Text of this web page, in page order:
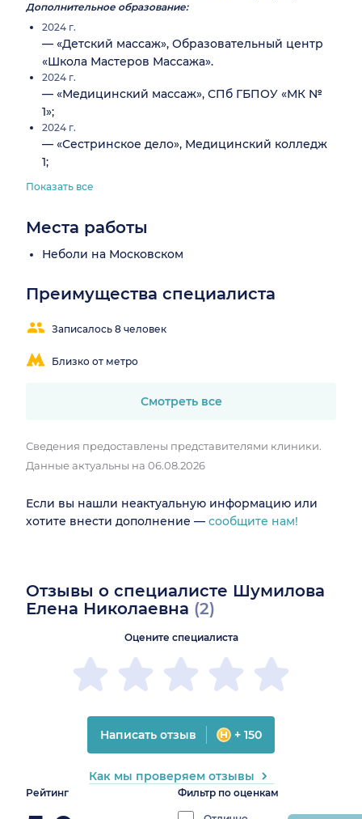
Дополнительное образование:
2024 г.
— «Детский массаж», Образовательный центр
«Школа Мастеров Массажа».
2024 г.
— «Медицинский массаж», СПб ГБПОУ «МК №
1»;
2024 г.
— «Сестринское дело», Медицинский колледж
1;
Показать все
Места работы
Неболи на Московском
Преимущества специалиста
Записалось 8 человек
Близко от метро
Смотреть все
Сведения предоставлены представителями клиники.
Данные актуальны на 06.08.2026
Если вы нашли неактуальную информацию или
хотите внести дополнение — сообщите нам!
Отзывы о специалисте Шумилова
Елена Николаевна (2)
Рейтинг Фильтр по оценкам
Оцените специалиста
Написать отзыв + 150
Как мы проверяем отзывы